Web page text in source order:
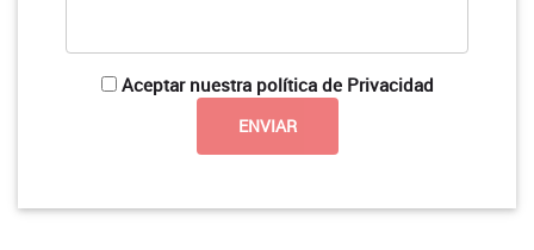
Aceptar nuestra política de Privacidad